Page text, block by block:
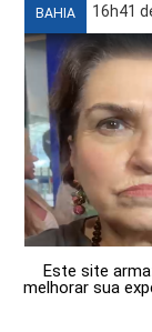
BAHIA 16h41
Este site
melhorar sua